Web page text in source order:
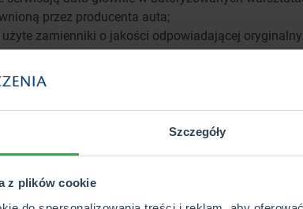
Szczegóły
z plików cookie
przez producenta auta;
zamienniki o jakości odpowiadającej
w oparciu o ceny części oryginalnych
eksploatacji pojazdu;
części oryginalnych bez pomniejszania o
w jednym z partnerskich warsztatów PZU.
wybierzesz naprawę w warsztacie innym niż
podstawie wyceny dokonanej przez PZU.